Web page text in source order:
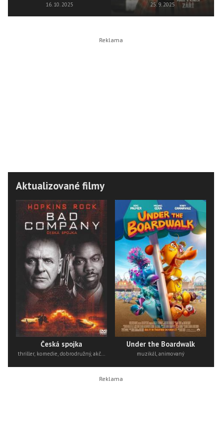
16. 10. 2025 25. 9. 2025
Aktualizované filmy
Česká spojka
thriller, komedie, dobrodružný, akční
Under the Boardwalk
muzikál, animovaný